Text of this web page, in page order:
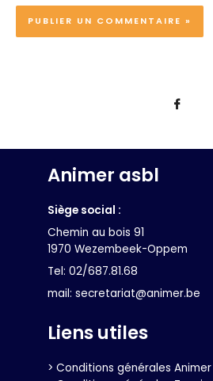
Animer asbl
Siège social :
Chemin au bois 91
1970 Wezembeek-Oppem
Tel: 02/687.81.68
mail: secretariat@animer.be
Liens utiles
> Conditions générales Animer